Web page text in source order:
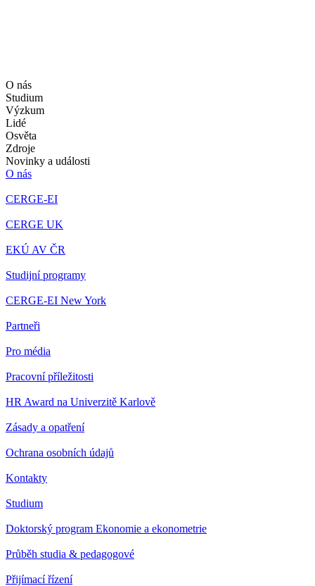
O nás
Studium
Výzkum
Lidé
Osvěta
Zdroje
Novinky a události
O nás
CERGE-EI
CERGE UK
EKÚ AV ČR
Studijní programy
CERGE-EI New York
Partneři
Pro média
Pracovní příležitosti
HR Award na Univerzitě Karlově
Zásady a opatření
Ochrana osobních údajů
Kontakty
Studium
Doktorský program Ekonomie a ekonometrie
Průběh studia & pedagogové
Přijímací řízení